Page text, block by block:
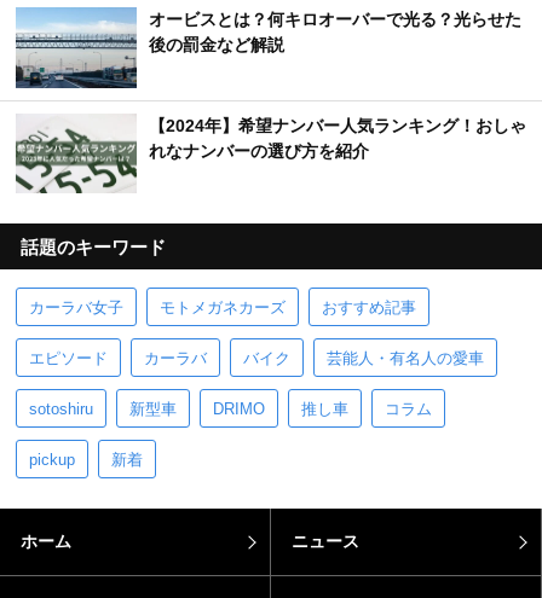
オービスとは？何キロオーバーで光る？光らせた
後の罰金など解説
【2024年】希望ナンバー人気ランキング！おしゃ
れなナンバーの選び方を紹介
話題のキーワード
カーラバ女子 モトメガネカーズ おすすめ記事
エピソード カーラバ バイク 芸能人・有名人の愛車
sotoshiru 新型車 DRIMO 推し車 コラム
pickup 新着
ホーム ニュース